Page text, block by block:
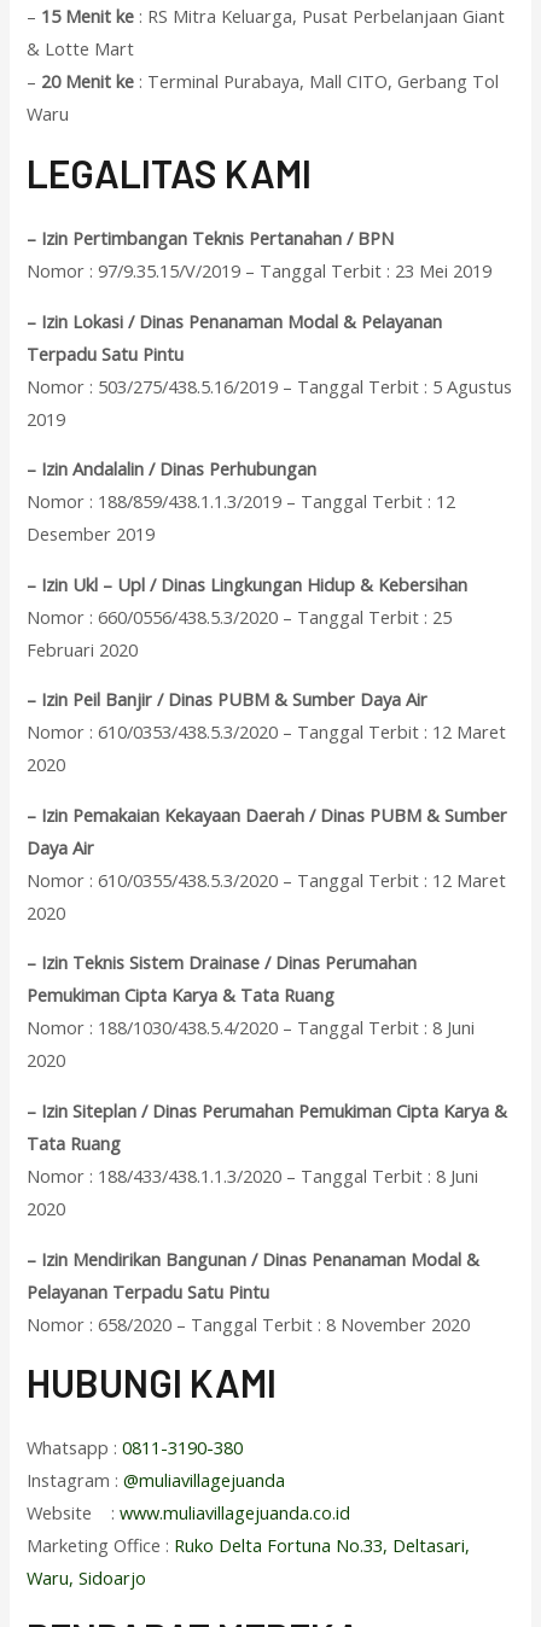
– 15 Menit ke : RS Mitra Keluarga, Pusat Perbelanjaan Giant
& Lotte Mart
– 20 Menit ke : Terminal Purabaya, Mall CITO, Gerbang Tol
Waru
LEGALITAS KAMI
– Izin Pertimbangan Teknis Pertanahan / BPN
Nomor : 97/9.35.15/V/2019 – Tanggal Terbit : 23 Mei 2019
– Izin Lokasi / Dinas Penanaman Modal & Pelayanan
Terpadu Satu Pintu
Nomor : 503/275/438.5.16/2019 – Tanggal Terbit : 5 Agustus
2019
– Izin Andalalin / Dinas Perhubungan
Nomor : 188/859/438.1.1.3/2019 – Tanggal Terbit : 12
Desember 2019
– Izin Ukl – Upl / Dinas Lingkungan Hidup & Kebersihan
Nomor : 660/0556/438.5.3/2020 – Tanggal Terbit : 25
Februari 2020
– Izin Peil Banjir / Dinas PUBM & Sumber Daya Air
Nomor : 610/0353/438.5.3/2020 – Tanggal Terbit : 12 Maret
2020
– Izin Pemakaian Kekayaan Daerah / Dinas PUBM & Sumber
Daya Air
Nomor : 610/0355/438.5.3/2020 – Tanggal Terbit : 12 Maret
2020
– Izin Teknis Sistem Drainase / Dinas Perumahan
Pemukiman Cipta Karya & Tata Ruang
Nomor : 188/1030/438.5.4/2020 – Tanggal Terbit : 8 Juni
2020
– Izin Siteplan / Dinas Perumahan Pemukiman Cipta Karya &
Tata Ruang
Nomor : 188/433/438.1.1.3/2020 – Tanggal Terbit : 8 Juni
2020
– Izin Mendirikan Bangunan / Dinas Penanaman Modal &
Pelayanan Terpadu Satu Pintu
Nomor : 658/2020 – Tanggal Terbit : 8 November 2020
HUBUNGI KAMI
Whatsapp :0811-3190-380
Instagram :@muliavillagejuanda
Website :www.muliavillagejuanda.co.id
Marketing Office : Ruko Delta Fortuna No.33, Deltasari,
Waru, Sidoarjo